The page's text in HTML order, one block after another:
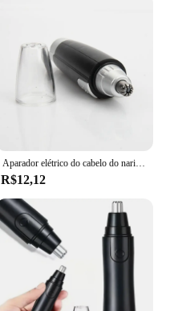
Aparador elétrico do cabelo do nariz para homens e mulheres, Shaver, Clipper, orelha, pescoço, sobrancelha, Razor Remover Kit
R$12,12